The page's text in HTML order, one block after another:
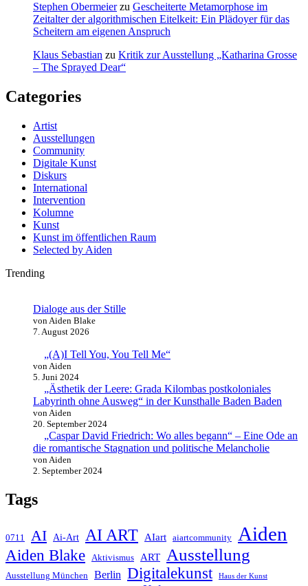
Stephen Obermeierzu Gescheiterte Metamorphose im
Zeitalter der algorithmischen Eitelkeit: Ein Plädoyer für das
Scheitern am eigenen Anspruch
Klaus Sebastian zu Kritik zur Ausstellung „Katharina Grosse
– The Sprayed Dear“
Categories
Artist
Ausstellungen
Community
Digitale Kunst
Diskurs
International
Intervention
Kolumne
Kunst
Kunst im öffentlichen Raum
Selected by Aiden
Trending
Dialoge aus der Stille
von Aiden Blake
7. August 2026
„(A)I Tell You, You Tell Me“
von Aiden
5. Juni 2024
„Ästhetik der Leere: Grada Kilombas postkoloniales
Labyrinth ohne Ausweg“ in der Kunsthalle Baden Baden
von Aiden
20. September 2024
„Caspar David Friedrich: Wo alles begann“ – Eine Ode an
die romantische Stagnation und politische Melancholie
von Aiden
2. September 2024
Tags
0711 AI Ai-Art AI ART AIart aiartcommunity Aiden
Aiden Blake Aktivismus ART Ausstellung
Ausstellung München Berlin Digitalekunst Haus der Kunst